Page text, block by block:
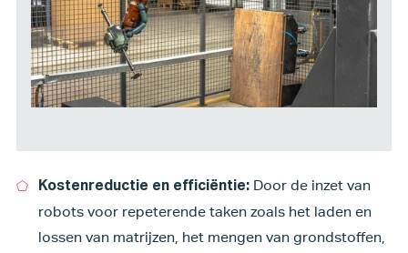
Kostenreductie en efficiëntie:Door de inzet van
robots voor repeterende taken zoals het laden en
lossen van matrijzen, het mengen van grondstoffen,